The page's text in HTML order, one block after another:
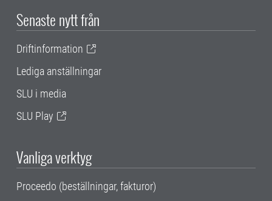
Senaste nytt från
Driftinformation
Lediga anställningar
SLU i media
SLU Play
Vanliga verktyg
Proceedo (beställningar, fakturor)